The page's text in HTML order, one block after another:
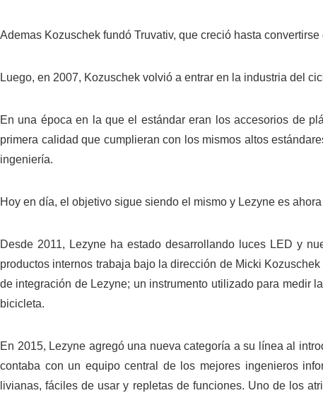
Ademas Kozuschek fundó Truvativ, que creció hasta
Luego, en 2007, Kozuschek volvió a entrar en la industria del
En una época en la que el estándar eran los accesorios de
primera calidad que cumplieran con los mismos altos
ingeniería.
Hoy en día, el objetivo sigue siendo el mismo y Lezyne es
Desde 2011, Lezyne ha estado desarrollando luces LED y
productos internos trabaja bajo la dirección de Micki
de integración de Lezyne; un instrumento utilizado para medir
bicicleta.
En 2015, Lezyne agregó una nueva categoría a su línea al
contaba con un equipo central de los mejores ingenieros
livianas, fáciles de usar y repletas de funciones. Uno de los